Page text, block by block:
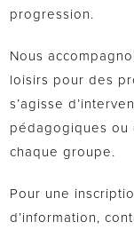
progression.
Nous
loisirs pour des
s’agisse
pédagogiques ou
chaque groupe.
Pour une
d’information,